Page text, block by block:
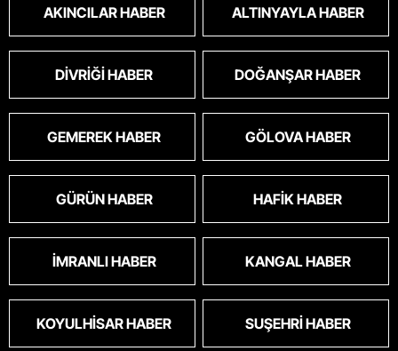
AKINCILAR HABER ALTINYAYLA HABER
DIVRIĞI HABER DOĞANŞAR HABER
GEMEREK HABER GÖLOVA HABER
GÜRÜN HABER HAFIK HABER
İMRANLI HABER KANGAL HABER
KOYULHISAR HABER SUŞEHRI HABER